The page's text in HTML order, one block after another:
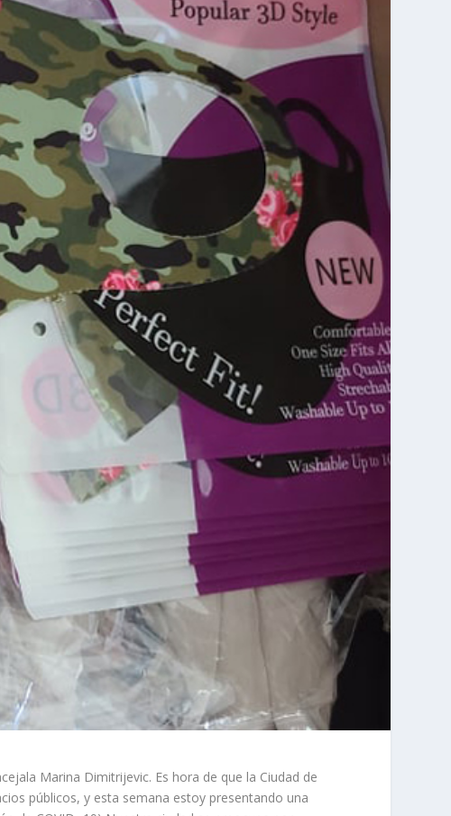
Marina Dimitrijevic. Es hora de que la Ciudad de
públicos, y esta semana estoy presentando una